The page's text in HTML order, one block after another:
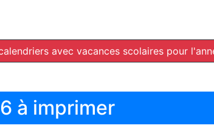
avec vacances scolaires pour
à imprimer